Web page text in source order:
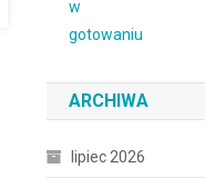
ARCHIWA
lipiec 2026